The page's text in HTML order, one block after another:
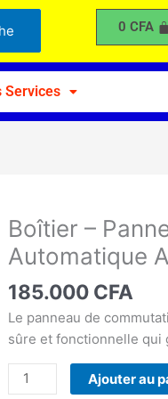
0 CFA
Services
Boîtier –
Automatique
185.000 CFA
Le panneau de
sûre et fonctionnelle qui
quantité
de
Boîtier
-
Panneau
de
Automatique
ATS
Ajouter au
Communication
Automatique
ATS